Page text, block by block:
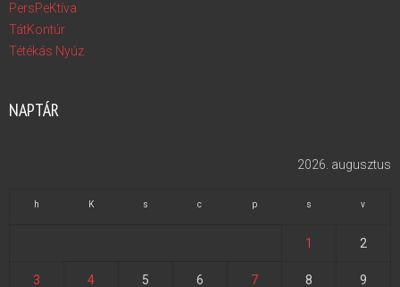
PersPeKtíva
TátKontúr
Tétékás Nyúz
NAPTÁR
2026. augusztus
h K s c p s v
1 2
3 4 5 6 7 8 9